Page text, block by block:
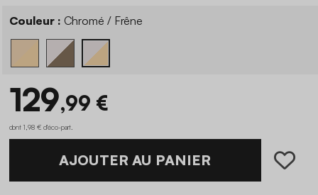
Couleur : Chromé / Frêne
129,99 €
dont 1,98 € d'éco-part
AJOUTER AU PANIER